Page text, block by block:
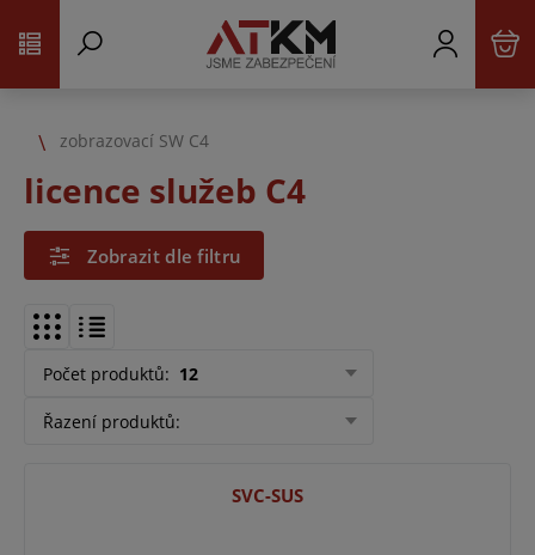
zobrazovací SW C4
licence služeb C4
Zobrazit dle filtru
Počet produktů: 12
Řazení produktů:
SVC-SUS